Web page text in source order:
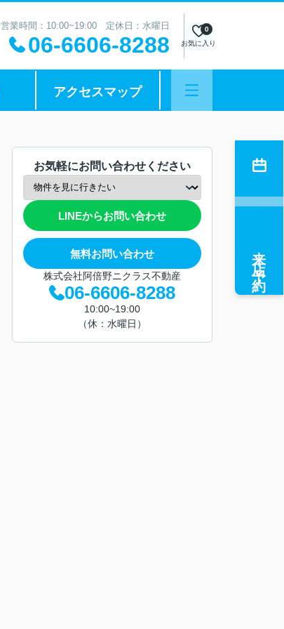
営業時間：10:00~19:00 定休日：水曜日
06-6606-8288 お気に入り
0
アクセスマップ
お気軽にお問い合わせください
LINEからお問い合わせ
無料お問い合わせ
株式会社阿倍野ニクラス不動産
06-6606-8288
10:00~19:00
（休：水曜日）
来店予約